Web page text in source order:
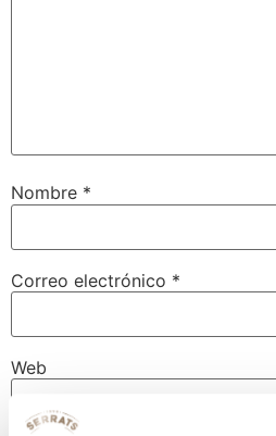
Nombre *
Correo electrónico *
Web